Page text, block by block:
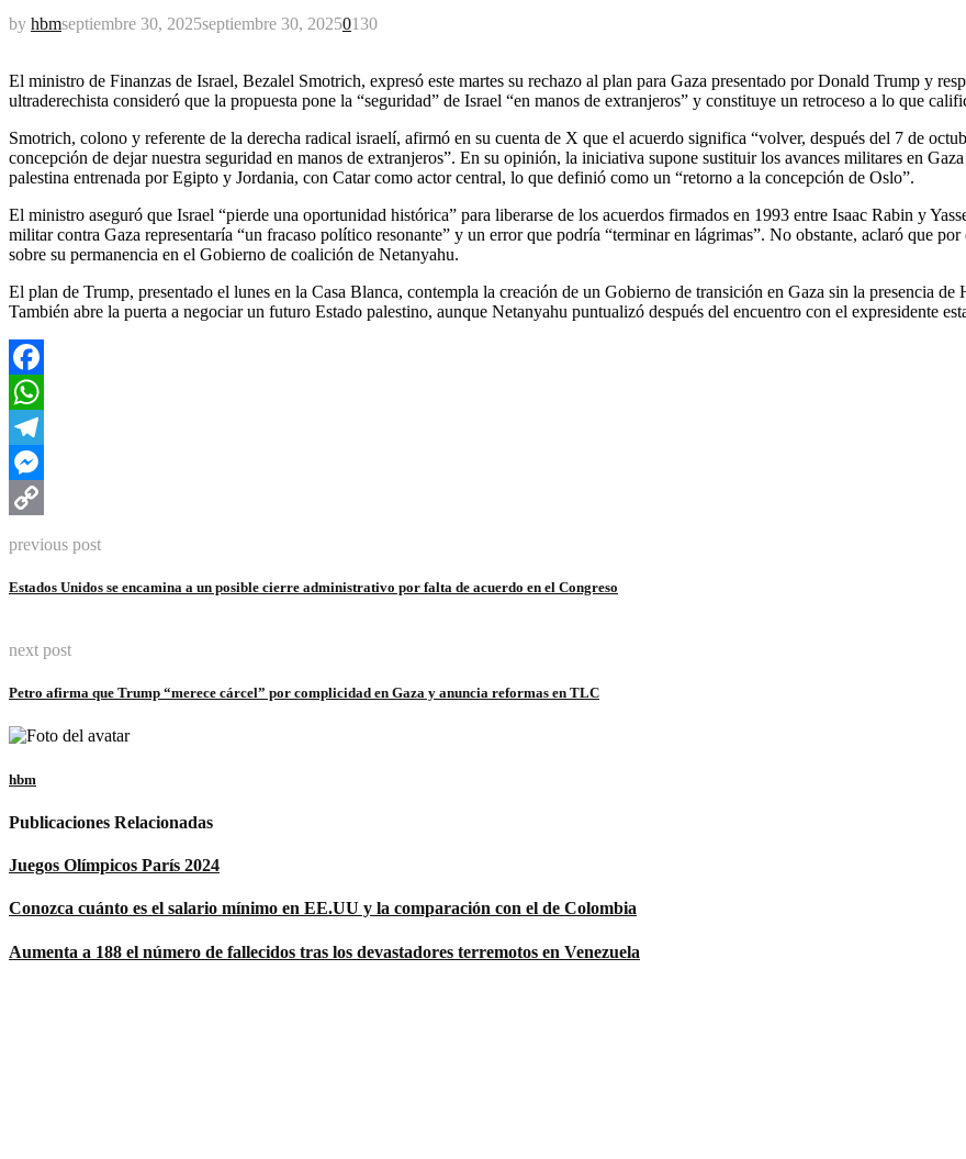
by hbmseptiembre 30, 2025septiembre 30, 20250130
El ministro de Finanzas de Israel, Bezalel Smotrich, expresó este martes su rechazo al plan para Gaza presentado por Donald Trump y
ultraderechista consideró que la propuesta pone la “seguridad” de Israel “en manos de extranjeros” y constituye un retroceso a lo que
Smotrich, colono y referente de la derecha radical israelí, afirmó en su cuenta de X que el acuerdo significa “volver, después del 7 de
concepción de dejar nuestra seguridad en manos de extranjeros”. En su opinión, la iniciativa supone sustituir los avances militares en
palestina entrenada por Egipto y Jordania, con Catar como actor central, lo que definió como un “retorno a la concepción de Oslo”.
El ministro aseguró que Israel “pierde una oportunidad histórica” para liberarse de los acuerdos firmados en 1993 entre Isaac Rabin y
militar contra Gaza representaría “un fracaso político resonante” y un error que podría “terminar en lágrimas”. No obstante, aclaró que
sobre su permanencia en el Gobierno de coalición de Netanyahu.
El plan de Trump, presentado el lunes en la Casa Blanca, contempla la creación de un Gobierno de transición en Gaza sin la presencia
También abre la puerta a negociar un futuro Estado palestino, aunque Netanyahu puntualizó después del encuentro con el expresidente
Facebook
WhatsApp
Telegram
Messenger
previous post
Estados Unidos se encamina a un posible cierre administrativo por falta de acuerdo en el Congreso
next post
Petro afirma que Trump “merece cárcel” por complicidad en Gaza y anuncia reformas en TLC
hbm
Publicaciones Relacionadas
Juegos Olímpicos París 2024
Conozca cuánto es el salario mínimo en EE.UU y la comparación con el de Colombia
Aumenta a 188 el número de fallecidos tras los devastadores terremotos en Venezuela